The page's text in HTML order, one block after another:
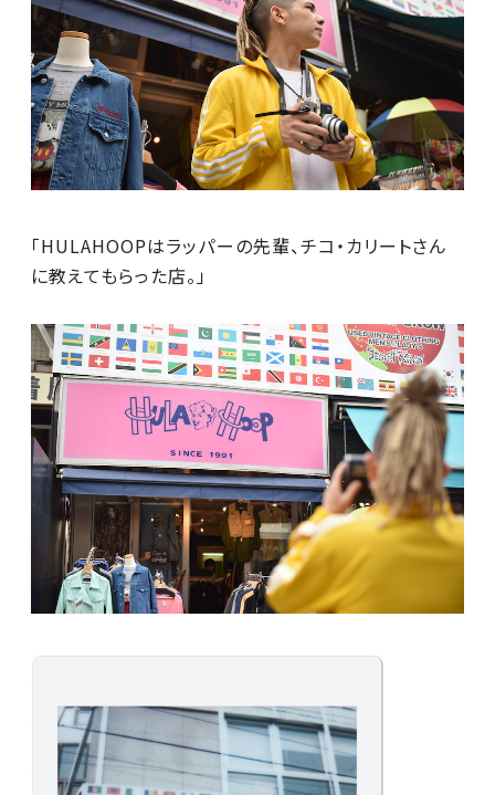
「HULAHOOPはラッパーの先輩、チコ・カリートさん
に教えてもらった店。」